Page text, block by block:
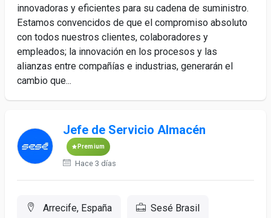
innovadoras y eficientes para su cadena de suministro.
Estamos convencidos de que el compromiso absoluto
con todos nuestros clientes, colaboradores y
empleados; la innovación en los procesos y las
alianzas entre compañías e industrias, generarán el
cambio que...
Jefe de Servicio Almacén
Premium
Hace 3 días
Arrecife, España Sesé Brasil